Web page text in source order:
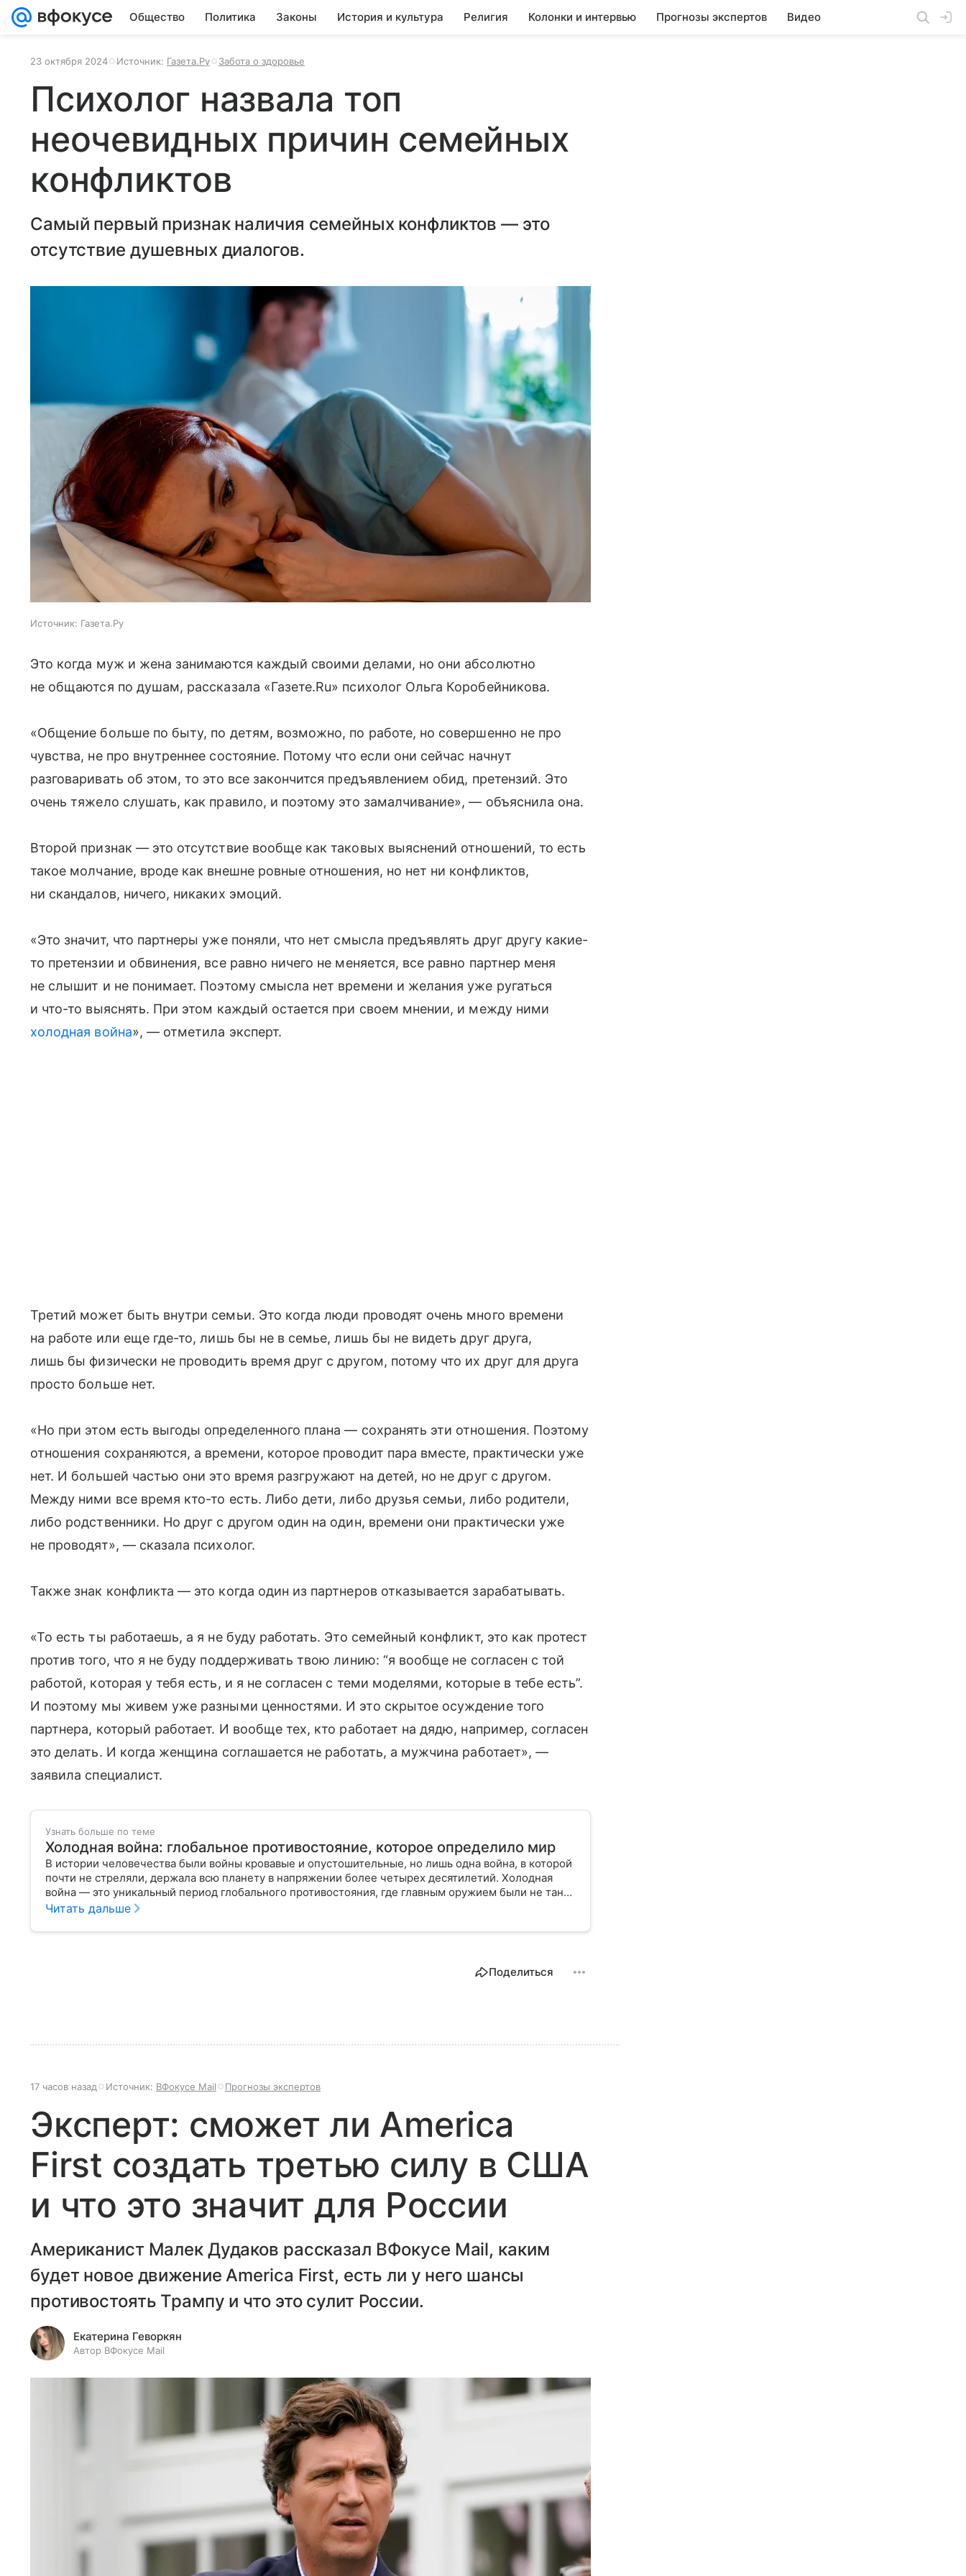
Общество Политика Законы История и культура Религия Колонки и интервью Прогнозы экспертов Видео
23 октября 2024 Источник: Газета.Ру Забота о здоровье
Психолог назвала топ
неочевидных причин семейных
конфликтов
Самый первый признак наличия семейных конфликтов — это
отсутствие душевных диалогов.
Источник: Газета.Ру
Это когда муж и жена занимаются каждый своими делами, но они абсолютно
не общаются по душам, рассказала «Газете.Ru» психолог Ольга Коробейникова.
«Общение больше по быту, по детям, возможно, по работе, но совершенно не про
чувства, не про внутреннее состояние. Потому что если они сейчас начнут
разговаривать об этом, то это все закончится предъявлением обид, претензий. Это
очень тяжело слушать, как правило, и поэтому это замалчивание», — объяснила она.
Второй признак — это отсутствие вообще как таковых выяснений отношений, то есть
такое молчание, вроде как внешне ровные отношения, но нет ни конфликтов,
ни скандалов, ничего, никаких эмоций.
«Это значит, что партнеры уже поняли, что нет смысла предъявлять друг другу какие-
то претензии и обвинения, все равно ничего не меняется, все равно партнер меня
не слышит и не понимает. Поэтому смысла нет времени и желания уже ругаться
и что-то выяснять. При этом каждый остается при своем мнении, и между ними
холодная война», — отметила эксперт.
Третий может быть внутри семьи. Это когда люди проводят очень много времени
на работе или еще где-то, лишь бы не в семье, лишь бы не видеть друг друга,
лишь бы физически не проводить время друг с другом, потому что их друг для друга
просто больше нет.
«Но при этом есть выгоды определенного плана — сохранять эти отношения. Поэтому
отношения сохраняются, а времени, которое проводит пара вместе, практически уже
нет. И большей частью они это время разгружают на детей, но не друг с другом.
Между ними все время кто-то есть. Либо дети, либо друзья семьи, либо родители,
либо родственники. Но друг с другом один на один, времени они практически уже
не проводят», — сказала психолог.
Также знак конфликта — это когда один из партнеров отказывается зарабатывать.
«То есть ты работаешь, а я не буду работать. Это семейный конфликт, это как протест
против того, что я не буду поддерживать твою линию: “я вообще не согласен с той
работой, которая у тебя есть, и я не согласен с теми моделями, которые в тебе есть”.
И поэтому мы живем уже разными ценностями. И это скрытое осуждение того
партнера, который работает. И вообще тех, кто работает на дядю, например, согласен
это делать. И когда женщина соглашается не работать, а мужчина работает», —
заявила специалист.
Узнать больше по теме
Холодная война: глобальное противостояние, которое определило мир
В истории человечества были войны кровавые и опустошительные, но лишь одна война, в которой
почти не стреляли, держала всю планету в напряжении более четырех десятилетий. Холодная
война — это уникальный период глобального противостояния, где главным оружием были не танки
и винтовки, а идеология, пропаганда и ядерный арсенал. Это была битва двух сверхдержав, СССР
почему Холодная война стала центральным событием XX века, как она начиналась, развивалась и
Читать дальше
Поделиться
17 часов назад Источник: ВФокусе Mail Прогнозы экспертов
Эксперт: сможет ли America
First создать третью силу в США
и что это значит для России
Американист Малек Дудаков рассказал ВФокусе Mail, каким
будет новое движение America First, есть ли у него шансы
противостоять Трампу и что это сулит России.
Екатерина Геворкян
Автор ВФокусе Mail